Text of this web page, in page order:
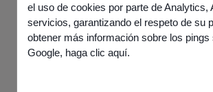
el uso de cookies por parte de Analytics,
servicios, garantizando el respeto de su
obtener más información sobre los
Google, haga clic aquí.
¿A QUIÉN VA DIRIGIDO?